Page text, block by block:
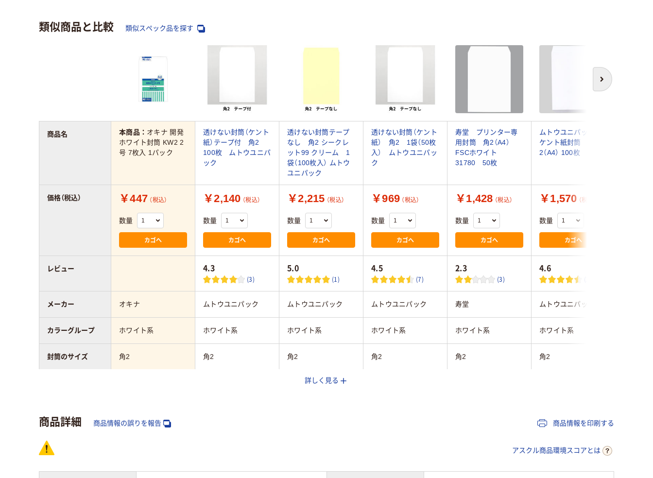
類似商品と比較 類似スペック品を探す
次へ
本商品： オキナ 開発
ホワイト封筒 KW2 2
号 7枚入 1パック
透けない封筒（ケント
紙）テープ付 角2
100枚 ムトウユニパ
ック
透けない封筒テープ
なし 角2 シークレ
ット99 クリーム 1
袋（100枚入） ムトウ
ユニパック
透けない封筒（ケント
紙） 角2 1袋（50枚
入） ムトウユニパッ
ク
寿堂 プリンター専
用封筒 角2（A4）
FSCホワイト
31780 50枚
ムトウユニパック
ケント紙封筒 角
2（A4） 100枚
￥447 （税込）
数量
カゴへ
￥2,140 （税込）
数量
カゴへ
￥2,215 （税込）
数量
カゴへ
￥969 （税込）
数量
カゴへ
￥1,428 （税込）
数量
カゴへ
￥1,570 （税込）
数量
カゴへ
4.3
(3)
5.0
(1)
4.5
(7)
2.3
(3)
4.6
(21)
オキナ ムトウユニパック ムトウユニパック ムトウユニパック 寿堂 ムトウユニパック
ホワイト系 ホワイト系 ホワイト系 ホワイト系 ホワイト系 ホワイト系
角2 角2 角2 角2 角2 角2
テープ・のりなし
商品名
価格（税込）
レビュー
メーカー
カラーグループ
封筒のサイズ
詳しく見る
商品詳細 商品情報の誤りを報告 商品情報を印刷する
アスクル商品環境スコアとは